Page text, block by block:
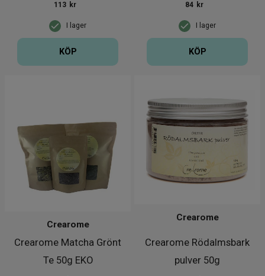
I lager
113 kr
KÖP
I lager
84 kr
KÖP
Crearome Matcha Grönt
Te 50g EKO
Crearome
Crearome Rödalmsbark
pulver 50g
Crearome